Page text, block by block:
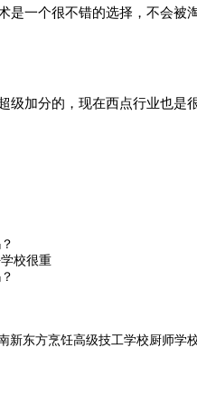
是一个很不错的选择，不会被
加分的，现在西点行业也是
校很重
新东方烹饪高级技工学校厨师学